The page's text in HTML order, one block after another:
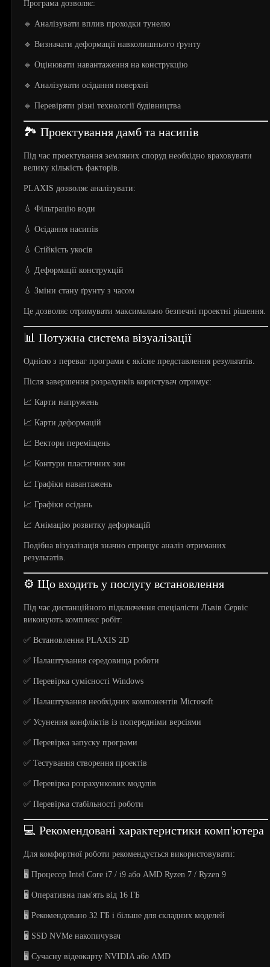
Програма дозволяє:
🔹 Аналізувати вплив проходки тунелю
🔹 Визначати деформації навколишнього ґрунту
🔹 Оцінювати навантаження на конструкцію
🔹 Аналізувати осідання поверхні
🔹 Перевіряти різні технології будівництва
🏞️ Проектування дамб та насипів
Під час проектування земляних споруд необхідно враховувати
велику кількість факторів.
PLAXIS дозволяє аналізувати:
💧 Фільтрацію води
💧 Осідання насипів
💧 Стійкість укосів
💧 Деформації конструкцій
💧 Зміни стану ґрунту з часом
Це дозволяє отримувати максимально безпечні проектні рішення.
📊 Потужна система візуалізації
Однією з переваг програми є якісне представлення результатів.
Після завершення розрахунків користувач отримує:
📈 Карти напружень
📈 Карти деформацій
📈 Вектори переміщень
📈 Контури пластичних зон
📈 Графіки навантажень
📈 Графіки осідань
📈 Анімацію розвитку деформацій
Подібна візуалізація значно спрощує аналіз отриманих
результатів.
⚙️ Що входить у послугу встановлення
Під час дистанційного підключення спеціалісти Львів Сервіс
виконують комплекс робіт:
✅ Встановлення PLAXIS 2D
✅ Налаштування середовища роботи
✅ Перевірка сумісності Windows
✅ Налаштування необхідних компонентів Microsoft
✅ Усунення конфліктів із попередніми версіями
✅ Перевірка запуску програми
✅ Тестування створення проектів
✅ Перевірка розрахункових модулів
✅ Перевірка стабільності роботи
💻 Рекомендовані характеристики комп'ютера
Для комфортної роботи рекомендується використовувати:
🖥️ Процесор Intel Core i7 / i9 або AMD Ryzen 7 / Ryzen 9
🖥️ Оперативна пам'ять від 16 ГБ
🖥️ Рекомендовано 32 ГБ і більше для складних моделей
🖥️ SSD NVMe накопичувач
🖥️ Сучасну відеокарту NVIDIA або AMD